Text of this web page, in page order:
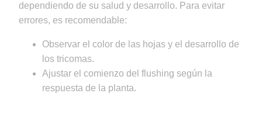
dependiendo de su salud y desarrollo. Para evitar
errores, es recomendable:
Observar el color de las hojas y el desarrollo de
los tricomas.
Ajustar el comienzo del flushing según la
respuesta de la planta.